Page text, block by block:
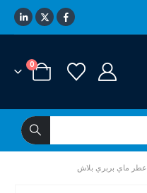
0
عطر ماي بربري بلاش